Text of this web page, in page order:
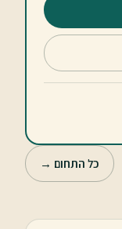
כל התחום →